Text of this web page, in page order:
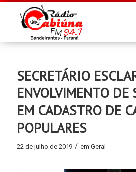
SECRETÁRIO
ENVOLVIMENTO DE
EM CADASTRO DE
POPULARES
22 de julho de 2019 / em Geral